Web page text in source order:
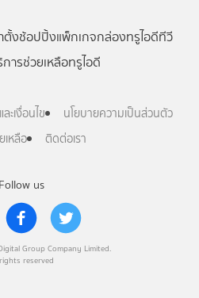
Follow us
Group Company Limited.
reserved
ตั้งช้อปปิ้งแพ็กเกจกล่องทรูไอดีทีวี
ารช่วยเหลือทรูไอดี
ะเงื่อนไข
นโยบายความเป็นส่วนตัว
เหลือ
ติดต่อเรา